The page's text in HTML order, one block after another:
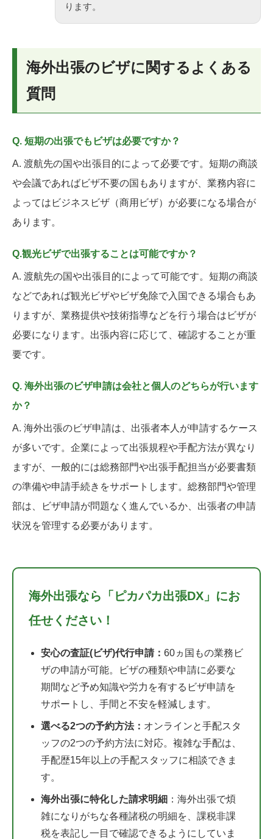
ります。
海外出張のビザに関するよくある
質問
Q. 短期の出張でもビザは必要ですか？
A. 渡航先の国や出張目的によって必要です。短期の商談
や会議であればビザ不要の国もありますが、業務内容に
よってはビジネスビザ（商用ビザ）が必要になる場合が
あります。
Q.観光ビザで出張することは可能ですか？
A. 渡航先の国や出張目的によって可能です。短期の商談
などであれば観光ビザやビザ免除で入国できる場合もあ
りますが、業務提供や技術指導などを行う場合はビザが
必要になります。出張内容に応じて、確認することが重
要です。
Q. 海外出張のビザ申請は会社と個人のどちらが行います
か？
A. 海外出張のビザ申請は、出張者本人が申請するケース
が多いです。企業によって出張規程や手配方法が異なり
ますが、一般的には総務部門や出張手配担当が必要書類
の準備や申請手続きをサポートします。総務部門や管理
部は、ビザ申請が問題なく進んでいるか、出張者の申請
状況を管理する必要があります。
海外出張なら「ピカパカ出張DX」にお
任せください！
安心の査証(ビザ)代行申請： 60ヵ国もの業務ビ
ザの申請が可能。ビザの種類や申請に必要な
期間など予め知識や労力を有するビザ申請を
サポートし、手間と不安を軽減します。
選べる2つの予約方法： オンラインと手配スタ
ッフの2つの予約方法に対応。複雑な手配は、
手配歴15年以上の手配スタッフに相談できま
す。
海外出張に特化した請求明細 ：海外出張で煩
雑になりがちな各種諸税の明細を、課税非課
税を表記し一目で確認できるようにしていま